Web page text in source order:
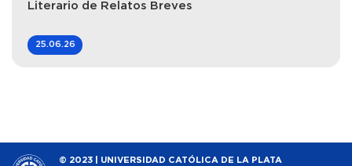
Literario de Relatos Breves
25.06.26
© 2023 | UNIVERSIDAD CATÓLICA DE LA PLATA